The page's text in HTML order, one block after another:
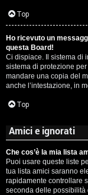
Top
Ho ricevuto un
questa Board!
Ci dispiace. Il sistema di
sistema di protezione
mandare una copia del
anche l’intestazione, in
Top
Amici e ignorati
Che cos’è la mia lista
Puoi usare queste liste
tua lista amici saranno
rapidamente controllare
seconda delle possibilità